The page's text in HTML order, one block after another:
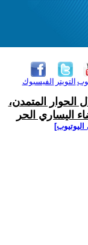
الفيسبوك التويتر
الحوار المتمدن،
اليساري الحر